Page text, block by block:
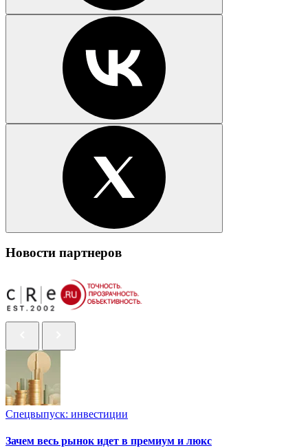
Новости партнеров
Спецвыпуск: инвестиции
Зачем весь рынок идет в премиум и люкс